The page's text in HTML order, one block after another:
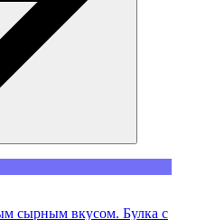
сырным вкусом. Булка с